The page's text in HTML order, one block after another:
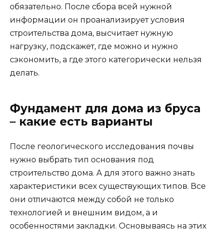
обязательно. После сбора всей нужной
информации он проанализирует условия
строительства дома, высчитает нужную
нагрузку, подскажет, где можно и нужно
сэкономить, а где этого категорически нельзя
делать.
Фундамент для дома из бруса
– какие есть варианты
После геологического исследования почвы
нужно выбрать тип основания под
строительство дома. А для этого важно знать
характеристики всех существующих типов. Все
они отличаются между собой не только
технологией и внешним видом, а и
особенностями закладки. Основываясь на этих